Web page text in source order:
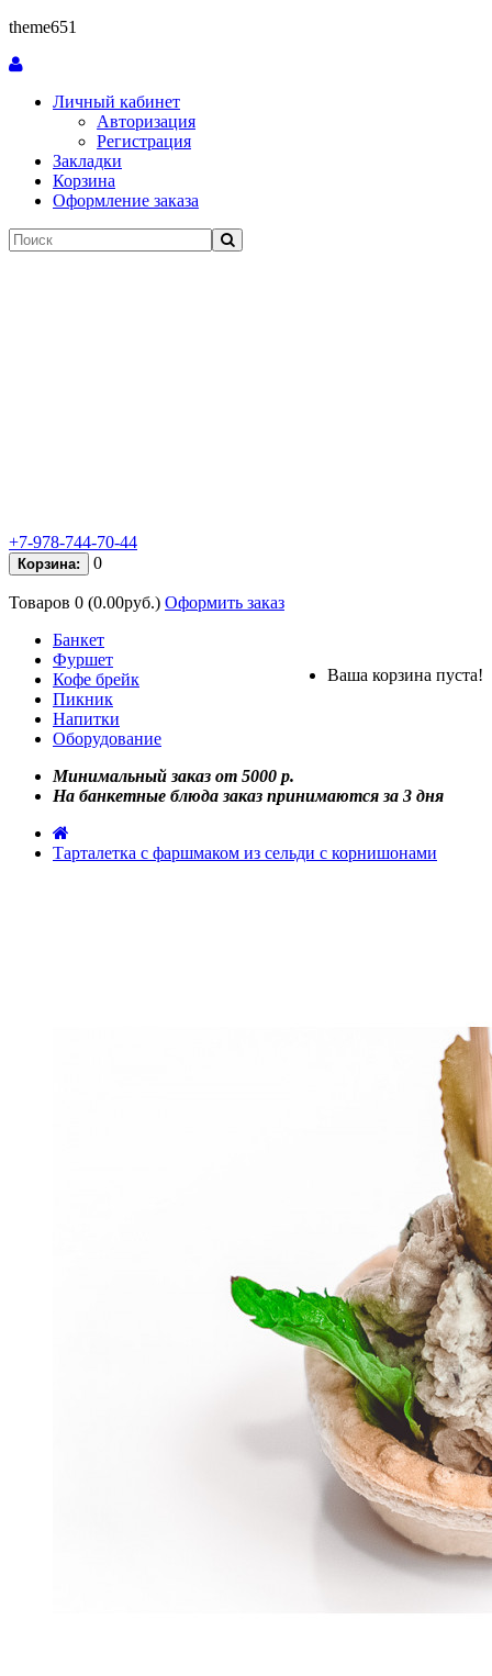
theme651
Личный кабинет
Авторизация
Регистрация
Закладки
Корзина
Оформление заказа
+7-978-744-70-44
Корзина: 0
Товаров 0 (0.00руб.) Оформить заказ
Ваша корзина пуста!
Банкет
Фуршет
Кофе брейк
Пикник
Напитки
Оборудование
Минимальный заказ от 5000 р.
На банкетные блюда заказ принимаются за 3 дня
Тарталетка с фаршмаком из сельди с корнишонами